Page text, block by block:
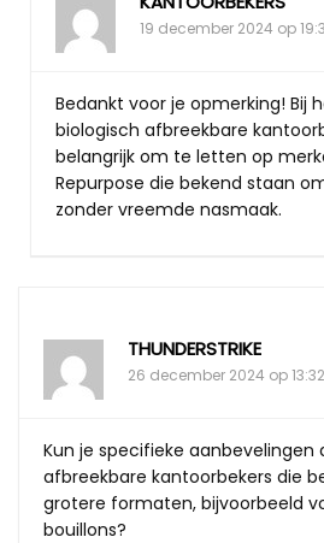
19 december 2024 op
Bedankt voor je opmerking! Bij
biologisch afbreekbare
belangrijk om te letten op
Repurpose die bekend staan
zonder vreemde nasmaak.
THUNDERSTRIKE
26 december 2024 op 13:32
Kun je specifieke aanbevelingen
afbreekbare kantoorbekers die
grotere formaten, bijvoorbeeld
bouillons?